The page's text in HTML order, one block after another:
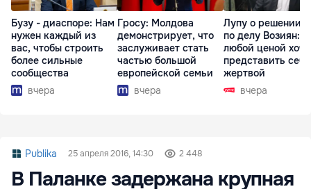
Бузу - диаспоре: Нам
нужен каждый из
вас, чтобы строить
более сильные
сообщества
вчера
Гросу: Молдова
демонстрирует, что
заслуживает стать
частью большой
европейской семьи
вчера
Лупу о решении
по делу Возиян:
любой ценой
представить себя
жертвой
вчера
Publika 25 апреля 2016, 14:30 2 448
В Паланке задержана крупная